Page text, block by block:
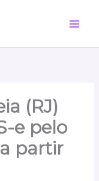
(RJ)
e pelo
partir